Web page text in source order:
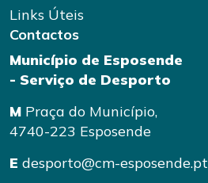
Links Úteis
Contactos
Município de Esposende
- Serviço de Desporto
M Praça do Município,
4740-223 Esposende
E desporto@cm-esposende.pt